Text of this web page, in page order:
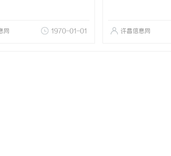
网 1970-01-01 许昌信息网